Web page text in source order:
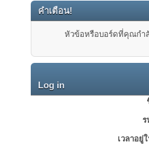
คำเตือน!
หัวข้อหรือบอร์ดที่คุณกำ
Log in
ร
เวลาอยู่